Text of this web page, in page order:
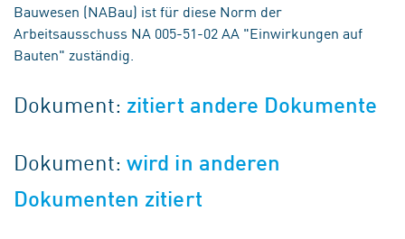
Bauwesen (NABau) ist für diese Norm der
Arbeitsausschuss NA 005-51-02 AA "Einwirkungen auf
Bauten" zuständig.
Dokument: zitiert andere Dokumente
Dokument:wird in anderen
Dokumenten zitiert